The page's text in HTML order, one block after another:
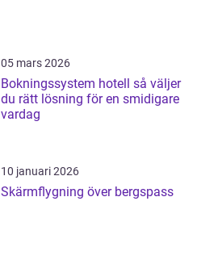
05 mars 2026
Bokningssystem hotell så väljer
du rätt lösning för en smidigare
vardag
10 januari 2026
Skärmflygning över bergspass